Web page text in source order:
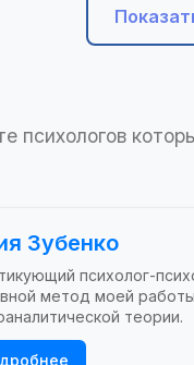
психологов
Зубенко
психолог-
метод моей
теории.